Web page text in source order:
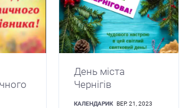
День міста
Чернігів
КАЛЕНДАРИК ВЕР. 21, 2023